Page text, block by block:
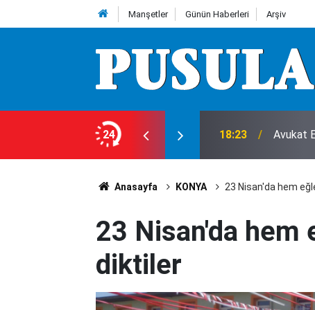
Manşetler Günün Haberleri Arşiv
24
Ağustos Cumartesi günü olup bitenler… 18:23 Avukat
Anasayfa KONYA 23 Nisan'da hem
23 Nisan'da hem
diktiler